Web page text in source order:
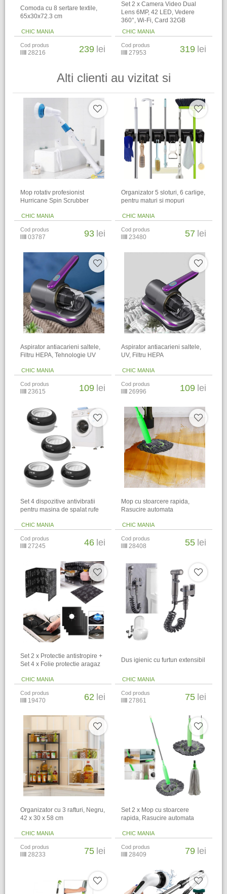
Comoda cu 8 sertare textile,
65x30x72.3 cm
CHIC MANIA
Cod produs
28216 239 lei
Set 2 x Camera Video Dual
Lens 6MP, 42 LED, Vedere
360°, Wi-Fi, Card 32GB
CHIC MANIA
Cod produs
27953 319 lei
Alti clienti au vizitat si
Mop rotativ profesionist
Hurricane Spin Scrubber
CHIC MANIA
Cod produs
03787 93 lei
Organizator 5 sloturi, 6 carlige,
pentru maturi si mopuri
CHIC MANIA
Cod produs
23480 57 lei
Aspirator antiacarieni saltele,
Filtru HEPA, Tehnologie UV
CHIC MANIA
Cod produs
23615 109 lei
Aspirator antiacarieni saltele,
UV, Filtru HEPA
CHIC MANIA
Cod produs
26996 109 lei
Set 4 dispozitive antivibratii
pentru masina de spalat rufe
CHIC MANIA
Cod produs
27245 46 lei
Mop cu stoarcere rapida,
Rasucire automata
CHIC MANIA
Cod produs
28408 55 lei
Set 2 x Protectie antistropire +
Set 4 x Folie protectie aragaz
CHIC MANIA
Cod produs
19470 62 lei
Dus igienic cu furtun extensibil
CHIC MANIA
Cod produs
27861 75 lei
Organizator cu 3 rafturi, Negru,
42 x 30 x 58 cm
CHIC MANIA
Cod produs
28233 75 lei
Set 2 x Mop cu stoarcere
rapida, Rasucire automata
CHIC MANIA
Cod produs
28409 79 lei